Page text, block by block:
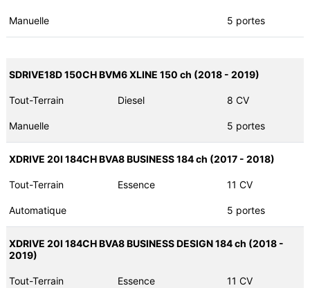
Manuelle 5 portes
SDRIVE18D 150CH BVM6 XLINE 150 ch (2018 - 2019)
Tout-Terrain Diesel 8 CV
Manuelle 5 portes
XDRIVE 20I 184CH BVA8 BUSINESS 184 ch (2017 - 2018)
Tout-Terrain Essence 11 CV
Automatique 5 portes
XDRIVE 20I 184CH BVA8 BUSINESS DESIGN 184 ch (2018 -
2019)
Tout-Terrain Essence 11 CV